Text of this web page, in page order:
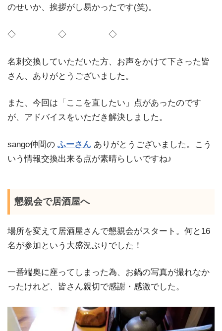
のせいか、挨拶がし易かったです(笑)。
◇ ◇ ◇
名刺交換していただいた方、お声をかけて下さった皆
さん、ありがとうございました。
また、今回は「ここを直したい」点があったのです
が、アドバイスをいただき解決しました。
sango仲間の ふーさん ありがとうございました。こう
いう情報交換出来る点が素晴らしいですね♪
懇親会で居酒屋へ
場所を変えて居酒屋さんで懇親会がスタート。何と16
名が参加という大盛況ぶりでした！
一番端奥に座ってしまった為、お鍋の写真が撮れなか
ったけれど、皆さん親切で感謝・感激でした。